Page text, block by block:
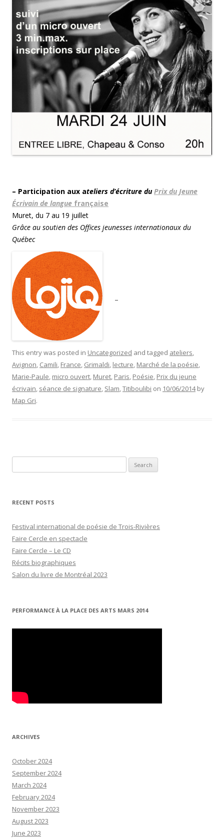
– Participation aux ateliers d’écriture duPrix du Jeune
Écrivain de langue française
Muret, du 7 au 19 juillet
Grâce au soutien des Offices jeunesses internationaux du
Québec
–
This entry was posted in Uncategorized and tagged ateliers,
Avignon, Camili, France, Grimaldi, lecture, Marché de la poésie,
Marie-Paule, micro ouvert, Muret, Paris, Poésie, Prix du jeune
écrivain, séance de signature, Slam,Titiboulibi on 10/06/2014by
Map Gri.
for:
RECENT POSTS
Festival international de poésie de Trois-Rivières
Faire Cercle en spectacle
Faire Cercle – Le CD
Récits biographiques
Salon du livre de Montréal 2023
PERFORMANCE À LA PLACE DES ARTS MARS 2014
ARCHIVES
October 2024
September 2024
March 2024
February 2024
November 2023
August 2023
June 2023